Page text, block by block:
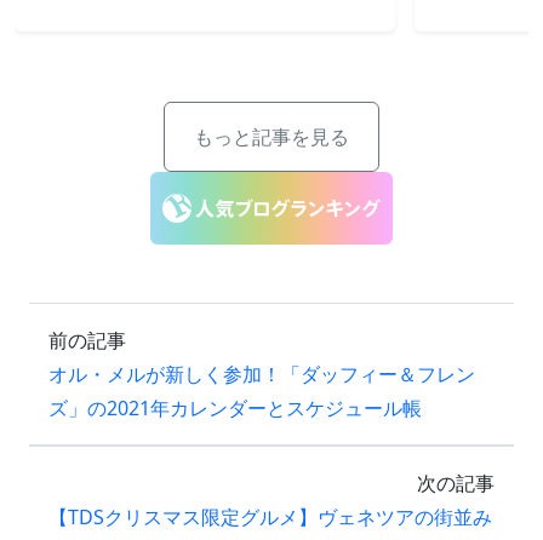
もっと記事を見る
前の記事
オル・メルが新しく参加！「ダッフィー＆フレン
ズ」の2021年カレンダーとスケジュール帳
次の記事
【TDSクリスマス限定グルメ】ヴェネツアの街並み